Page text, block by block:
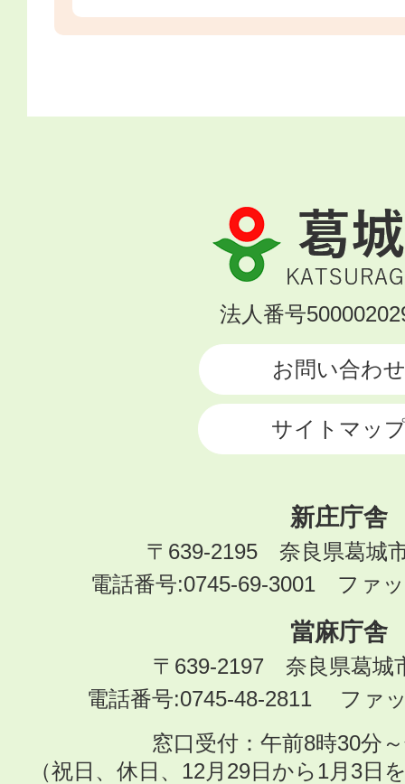
葛
城
市
KATSURAGI
法人番号
お問い合わせ
サイトマッ
新庄庁舎
〒639-2195 奈良県葛城
電話番号:0745-69-3001 ファ
當麻庁舎
〒639-2197 奈良県葛城
電話番号:0745-48-2811 ファ
窓口受付：午前8時30分
（祝日、休日、12月29日から1月3日